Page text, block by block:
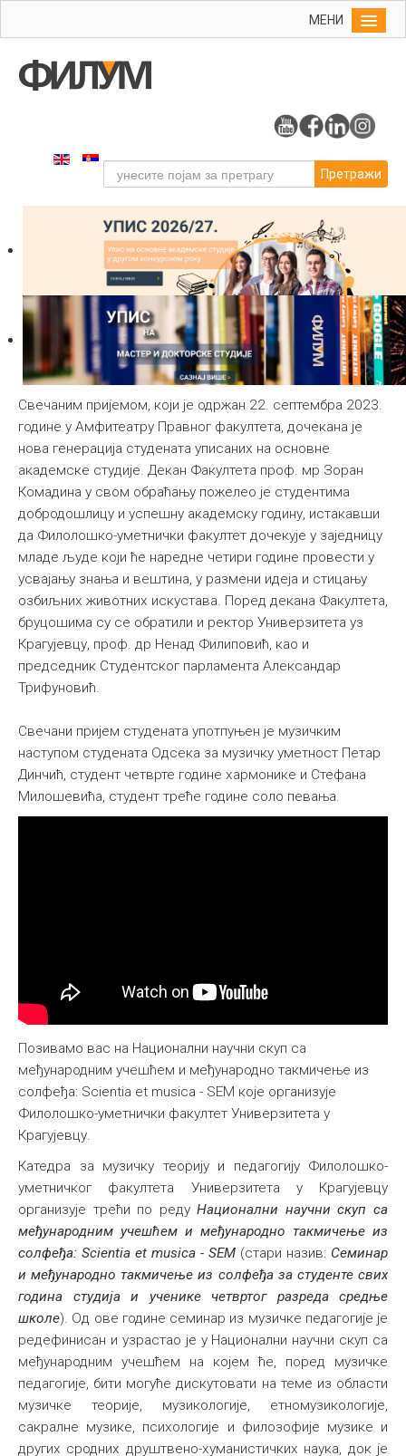
МЕНИ
Упис
Уметност
Студенти
Међународна
Претражи
Свечаним пријемом, који је одржан 22. септембра 2023.
године у Амфитеатру Правног факултета, дочекана је
нова генерација студената уписаних на основне
академске студије. Декан Факултета проф. мр Зоран
Комадина у свом обраћању пожелeо је студентима
добродошлицу и успешну академску годину, истакавши
да Филолошко-уметнички факултет дочекује у заједницу
младе људе који ће наредне четири године провести у
усвајању знања и вештина, у размени идеја и стицању
озбиљних животних искустава. Поред декана Факултета,
бруцошима су се обратили и ректор Универзитета уз
Крагујевцу, проф. др Ненад Филиповић, као и
председник Студентског парламента Александар
Трифуновић.
Свечани пријем студената употпуњен је музичким
наступом студената Одсека за музичку уметност Петар
Динчић, студент четврте године хармонике и Стефана
Милошевића, студент треће године соло певања.
Позивамо вас на Национални научни скуп са
међународним учешћем и међународно такмичење из
солфеђа: Scientia et musica - SEM које организује
Филолошко-уметнички факултет Универзитета у
Крагујевцу.
Катедра за музичку теорију и педагогију Филолошко-
уметничког факултета Универзитета у Крагујевцу
организује трећи по редуНационални научни скуп са
међународним учешћем и међународно такмичење из
солфеђа: Scientia et musica - SEM (стари назив: Семинар
и међународно такмичење из солфеђа за студенте свих
година студија и ученике четвртог разреда средње
школе). Од ове године семинар из музичке педагогије је
редефинисан и узрастао је у Национални научни скуп са
међународним учешћем на којем ће, поред музичке
педагогије, бити могуће дискутовати на теме из области
музичке теорије, музикологије, етномузикологије,
сакралне музике, психологије и филозофије музике и
других сродних друштвено-хуманистичких наука, док је